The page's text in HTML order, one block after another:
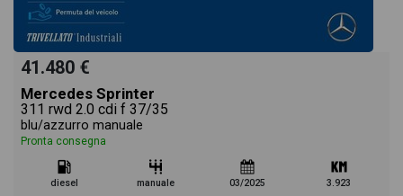
41.480 €
Mercedes Sprinter
311 rwd 2.0 cdi f 37/35
blu/azzurro manuale
Pronta consegna
diesel manuale 03/2025 3.923